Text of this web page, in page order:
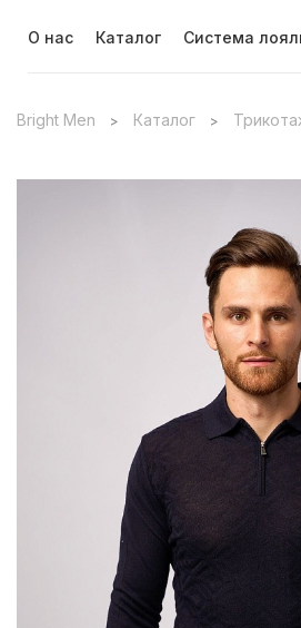
О нас Каталог Система
Bright Men > Каталог >